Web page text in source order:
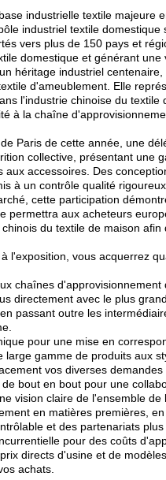
industrielle textile majeure
industriel textile
vers plus de 150 pays et
domestique et générant
héritage industriel
d'ameublement. Elle
l'industrie chinoise du
à la chaîne
Paris de cette année, une
collective, présentant une
aux accessoires. Des
à un contrôle qualité
cette participation
permettra aux acheteurs
du textile de maison
l'exposition, vous acquerrez
chaînes d'approvisionnement
directement avec le plus
passant outre les
pour une mise en
large gamme de produits aux
vos diverses demandes
bout en bout pour une
vision claire de l'ensemble
en matières premières,
et des partenariats plus
pour des coûts
directs d'usine et de
achats.